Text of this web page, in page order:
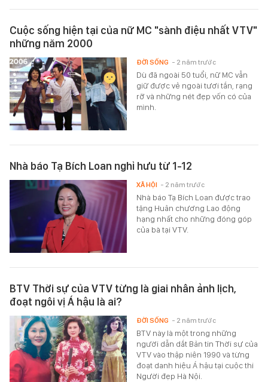
Cuộc sống hiện tại của nữ MC "sành điệu nhất VTV"
những năm 2000
Dù đã ngoài 50 tuổi, nữ MC vẫn
giữ được vẻ ngoài tươi tắn, rạng
rỡ và những nét đẹp vốn có của
mình.
ĐỜI SỐNG - 2 năm trước
Nhà báo Tạ Bích Loan nghỉ hưu từ 1-12
Nhà báo Tạ Bích Loan được trao
tặng Huân chương Lao động
hạng nhất cho những đóng góp
của bà tại VTV.
XÃ HỘI - 2 năm trước
BTV Thời sự của VTV từng là giai nhân ảnh lịch,
đoạt ngôi vị Á hậu là ai?
BTV này là một trong những
người dẫn dắt Bản tin Thời sự của
VTV vào thập niên 1990 và từng
đoạt danh hiệu Á hậu tại cuộc thi
Người đẹp Hà Nội.
ĐỜI SỐNG - 2 năm trước